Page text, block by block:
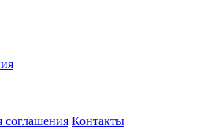
соглашения Контакты